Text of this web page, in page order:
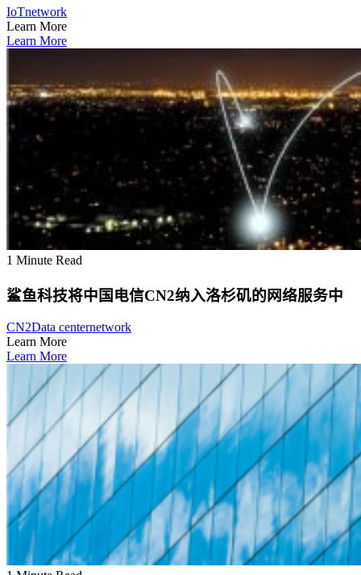
IoTnetwork
Learn More
Learn More
1 Minute Read
鲨鱼科技将中国电信CN2纳入洛杉矶的网络服务中
CN2Data centernetwork
Learn More
Learn More